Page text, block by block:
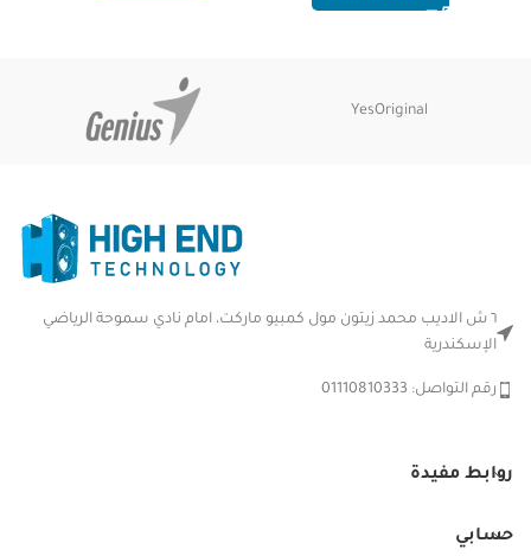
YesOriginal
٦ ش الاديب محمد زيتون مول كمبيو ماركت، امام نادي سموحة الرياضي
الإسكندرية
رقم التواصل: 01110810333
روابط مفيدة
حسابي